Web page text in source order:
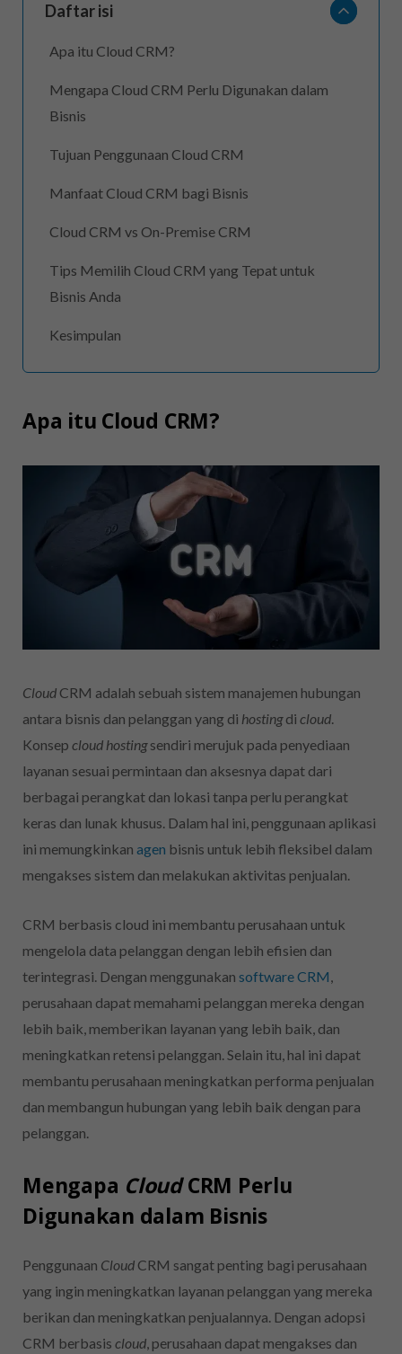
Daftar isi
Apa itu Cloud CRM?
Mengapa Cloud CRM Perlu Digunakan dalam
Bisnis
Tujuan Penggunaan Cloud CRM
Manfaat Cloud CRM bagi Bisnis
Cloud CRM vs On-Premise CRM
Tips Memilih Cloud CRM yang Tepat untuk
Bisnis Anda
Kesimpulan
Apa itu Cloud CRM?
Cloud CRM adalah sebuah sistem manajemen hubungan
antara bisnis dan pelanggan yang di hostingdi cloud
Konsep cloud hostingsendiri merujuk pada penyediaan
layanan sesuai permintaan dan aksesnya dapat dari
berbagai perangkat dan lokasi tanpa perlu perangkat
keras dan lunak khusus. Dalam hal ini, penggunaan aplikasi
ini memungkinkan agen bisnis untuk lebih fleksibel dalam
mengakses sistem dan melakukan aktivitas penjualan.
CRM berbasis cloud ini membantu perusahaan untuk
mengelola data pelanggan dengan lebih efisien dan
terintegrasi. Dengan menggunakan software CRM
perusahaan dapat memahami pelanggan mereka dengan
lebih baik, memberikan layanan yang lebih baik, dan
meningkatkan retensi pelanggan. Selain itu, hal ini dapat
membantu perusahaan meningkatkan performa penjualan
dan membangun hubungan yang lebih baik dengan para
pelanggan.
Mengapa CloudCRM Perlu
Digunakan dalam Bisnis
Penggunaan Cloud CRM sangat penting bagi perusahaan
yang ingin meningkatkan layanan pelanggan yang mereka
berikan dan meningkatkan penjualannya. Dengan adopsi
CRM berbasis cloud, perusahaan dapat mengakses dan